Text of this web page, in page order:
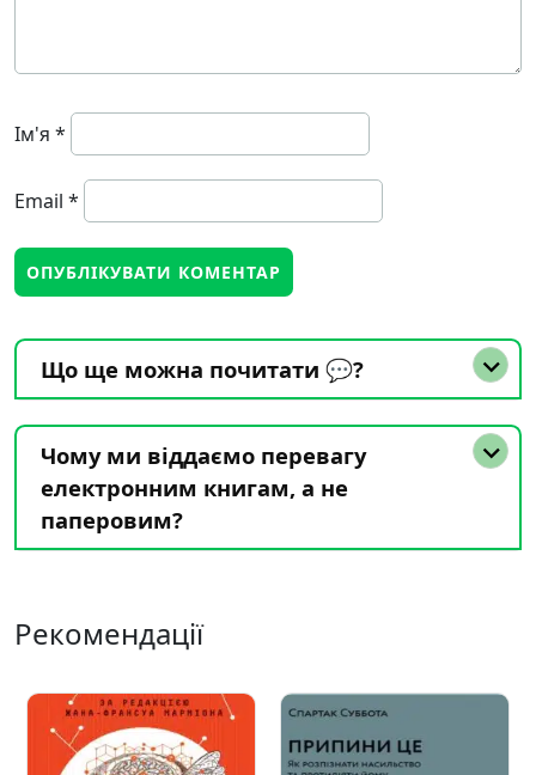
Ім'я *
Email *
Що ще можна почитати 💬?
Чому ми віддаємо перевагу
електронним книгам, а не
паперовим?
Рекомендації